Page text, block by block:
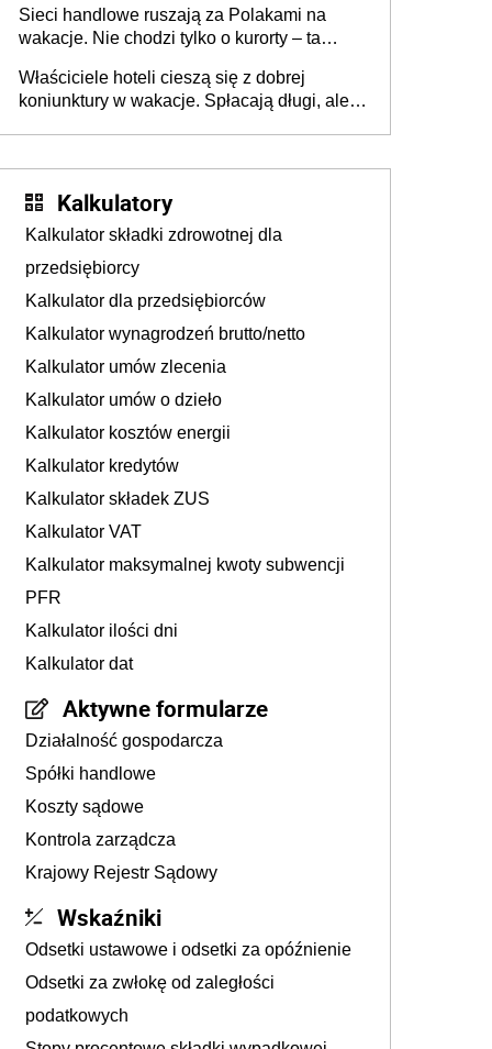
Sieci handlowe ruszają za Polakami na
wakacje. Nie chodzi tylko o kurorty – ta
tam, gdzie wielu spędzi urlop po cichu
Właściciele hoteli cieszą się z dobrej
koniunktury w wakacje. Spłacają długi, ale
Kalkulatory
Kalkulator składki zdrowotnej dla
przedsiębiorcy
Kalkulator dla przedsiębiorców
Kalkulator wynagrodzeń brutto/netto
Kalkulator umów zlecenia
Kalkulator umów o dzieło
Kalkulator kosztów energii
Kalkulator kredytów
Kalkulator składek ZUS
Kalkulator VAT
Kalkulator maksymalnej kwoty subwencji
PFR
Kalkulator ilości dni
Kalkulator dat
Aktywne formularze
Działalność gospodarcza
Spółki handlowe
Koszty sądowe
Kontrola zarządcza
Krajowy Rejestr Sądowy
Wskaźniki
Odsetki ustawowe i odsetki za opóźnienie
Odsetki za zwłokę od zaległości
podatkowych